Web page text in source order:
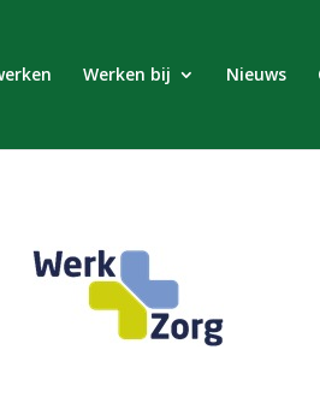
Werken bij Nieuws